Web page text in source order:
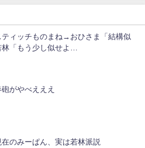
ティッチものまね→おひさま「結構似
「もう少し似せよ…
砲がやべえええ
在のみーぱん、実は若林派説